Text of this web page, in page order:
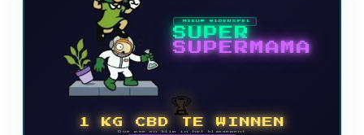
NIEUW VIDEOSPEL
SUPER
SUPERMAMA
🏆
1 KG CBD TE WINNEN
Doe mee en klim in het klassement